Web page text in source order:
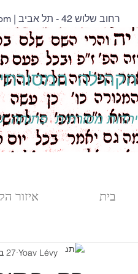
| רחוב שלוש 42 - תל אביב
הקהילה
יהדות מסורתית פתוחה,
בית איזור
Yoav Lévy 27 בפבר׳